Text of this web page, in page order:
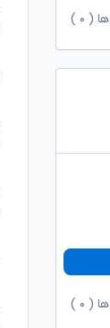
( ۰
( ۰